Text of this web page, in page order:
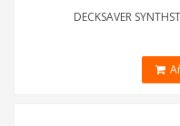
DECKSAVER